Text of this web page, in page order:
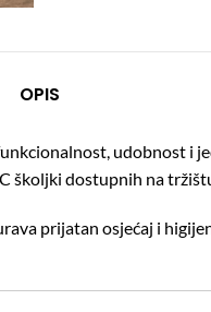
OPIS
udobnost i
školjki dostupnih na
prijatan osjećaj i